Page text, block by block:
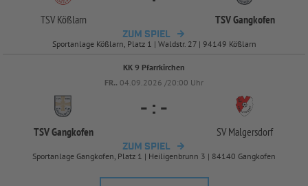
TSV Kößlarn TSV Gangkofen
ZUM SPIEL
Sportanlage Kößlarn, Platz 1 | Waldstr. 27 | 94149 Kößlarn
KK 9 Pfarrkirchen
FR.. 04.09.2026 /20:00 Uhr
TSV Gangkofen
- : -
SV Malgersdorf
ZUM SPIEL
Sportanlage Gangkofen, Platz 1 | Heiligenbrunn 3 | 84140 Gangkofen